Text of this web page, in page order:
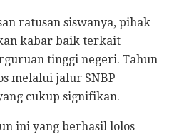
ratusan siswanya, pihak
kabar baik terkait
tinggi negeri. Tahun
melalui jalur SNBP
cukup signifikan.
ini yang berhasil lolos